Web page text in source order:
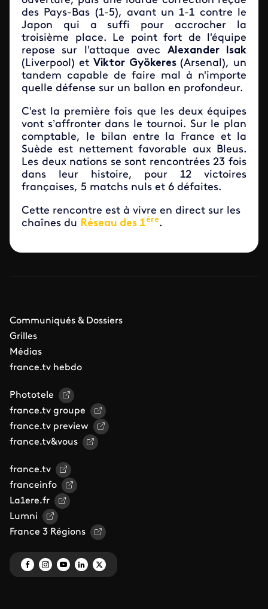
des Pays-Bas (1-5), avant un 1-1 contre le
Japon qui a suffi pour accrocher la
troisième place. Le point fort de l'équipe
repose sur l'attaque avec Alexander Isak
(Liverpool) et Viktor Gyökeres (Arsenal), un
tandem capable de faire mal à n'importe
quelle défense sur un ballon en profondeur.
C'est la première fois que les deux équipes
vont s’affronter dans le tournoi. Sur le plan
comptable, le bilan entre la France et la
Suède est nettement favorable aux Bleus.
Les deux nations se sont rencontrées 23 fois
dans leur histoire, pour 12 victoires
françaises, 5 matchs nuls et 6 défaites.
Cette rencontre est à vivre en direct sur les
chaînes du Réseau des 1ère.
Communiqués & Dossiers
Grilles
Médias
france.tv hebdo
Phototele
france.tv groupe
france.tv preview
france.tv&vous
france.tv
franceinfo
La1ere.fr
Lumni
France 3 Régions